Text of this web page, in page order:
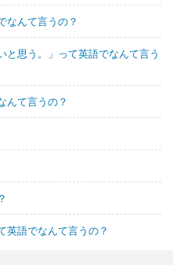
なんて言うの？
と思う。」って英語でなんて言う
んて言うの？
語でなんて言うの？